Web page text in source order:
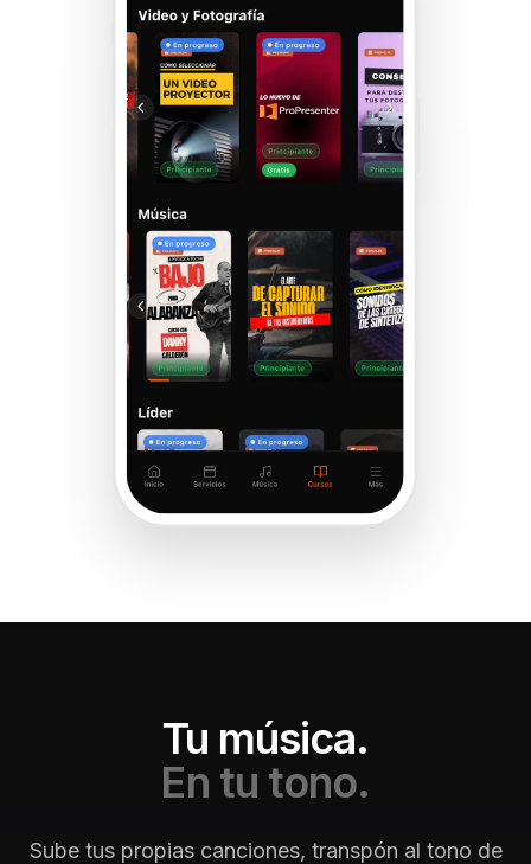
Tu música.
En tu tono.
Sube tus propias canciones, transpón al tono de